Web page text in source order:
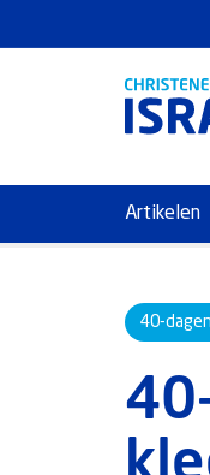
Artikelen
40-